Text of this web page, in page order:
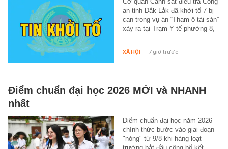
an tỉnh Đắk Lắk đã khởi tố 7 bị
can trong vụ án “Tham ô tài sản”
xảy ra tại Trạm Y tế phường 8,
…
XÃ HỘI - 7 giờ trước
Điểm chuẩn đại học 2026 MỚI và NHANH
nhất
Điểm chuẩn đại học năm 2026
chính thức bước vào giai đoạn
"nóng" từ 9/8 khi hàng loạt